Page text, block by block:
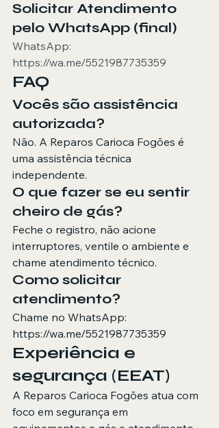
Solicitar Atendimento
pelo WhatsApp (final)
WhatsApp:
https://wa.me/5521987735359
FAQ
Vocês são assistência
autorizada?
Não. A Reparos Carioca Fogões é
uma assistência técnica
independente.
O que fazer se eu sentir
cheiro de gás?
Feche o registro, não acione
interruptores, ventile o ambiente e
chame atendimento técnico.
Como solicitar
atendimento?
Chame no WhatsApp:
https://wa.me/5521987735359
Experiência e
segurança (EEAT)
A Reparos Carioca Fogões atua com
foco em segurança em